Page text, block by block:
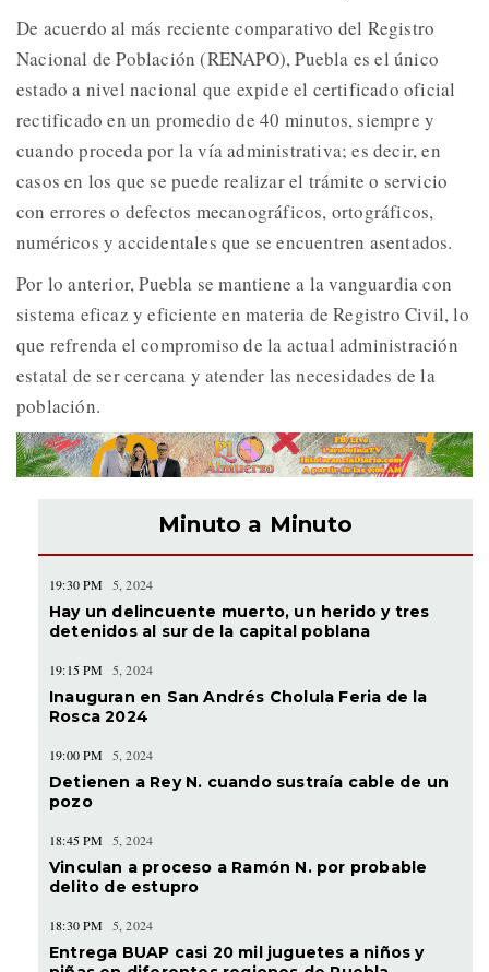
De acuerdo al más reciente comparativo del Registro
Nacional de Población (RENAPO), Puebla es el único
estado a nivel nacional que expide el certificado oficial
rectificado en un promedio de 40 minutos, siempre y
cuando proceda por la vía administrativa; es decir, en
casos en los que se puede realizar el trámite o servicio
con errores o defectos mecanográficos, ortográficos,
numéricos y accidentales que se encuentren asentados.
Por lo anterior, Puebla se mantiene a la vanguardia con
sistema eficaz y eficiente en materia de Registro Civil, lo
que refrenda el compromiso de la actual administración
estatal de ser cercana y atender las necesidades de la
población.
Minuto a Minuto
19:30 PM 5, 2024
Hay un delincuente muerto, un herido y tres
detenidos al sur de la capital poblana
19:15 PM 5, 2024
Inauguran en San Andrés Cholula Feria de la
Rosca 2024
19:00 PM 5, 2024
Detienen a Rey N. cuando sustraía cable de un
pozo
18:45 PM 5, 2024
Vinculan a proceso a Ramón N. por probable
delito de estupro
18:30 PM 5, 2024
Entrega BUAP casi 20 mil juguetes a niños y